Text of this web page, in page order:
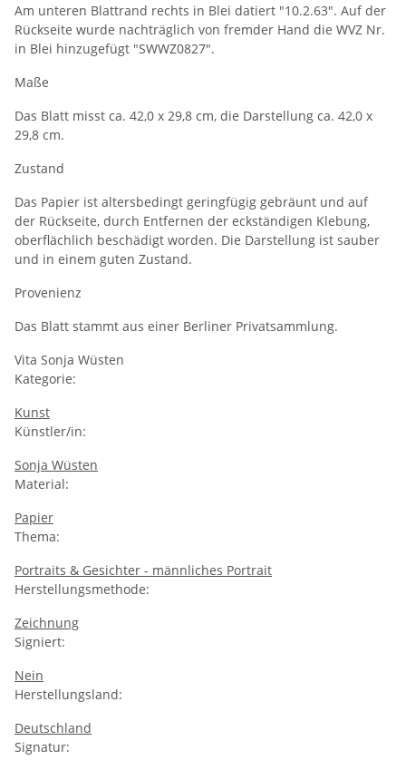
Am unteren Blattrand rechts in Blei datiert "10.2.63". Auf der
Rückseite wurde nachträglich von fremder Hand die WVZ Nr.
in Blei hinzugefügt "SWWZ0827".
Maße
Das Blatt misst ca. 42,0 x 29,8 cm, die Darstellung ca. 42,0 x
29,8 cm.
Zustand
Das Papier ist altersbedingt geringfügig gebräunt und auf
der Rückseite, durch Entfernen der eckständigen Klebung,
oberflächlich beschädigt worden. Die Darstellung ist sauber
und in einem guten Zustand.
Provenienz
Das Blatt stammt aus einer Berliner Privatsammlung.
Vita Sonja Wüsten
Kategorie:
Kunst
Künstler/in:
Sonja Wüsten
Material:
Papier
Thema:
Portraits & Gesichter - männliches Portrait
Herstellungsmethode:
Zeichnung
Signiert:
Nein
Herstellungsland:
Deutschland
Signatur: